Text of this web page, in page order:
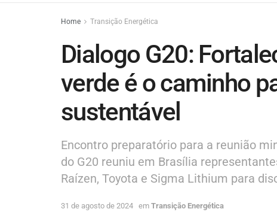
Home Transição Energética
Dialogo G20:
verde é o caminho
sustentável
Encontro preparatório para a reunião
do G20 reuniu em Brasília
Raízen, Toyota e Sigma Lithium para
31 de agosto de 2024 em Transição Energética